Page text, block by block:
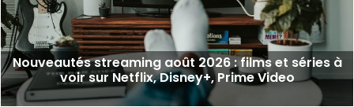
Nouveautés streaming août 2026 : films et séries à
voir sur Netflix, Disney+, Prime Video